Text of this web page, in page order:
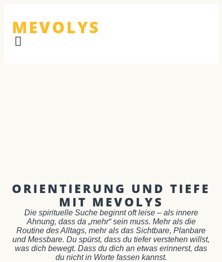
MEVOLYS
ORIENTIERUNG UND TIEFE
MIT MEVOLYS
Die spirituelle Suche beginnt oft leise – als innere
Ahnung, dass da „mehr“ sein muss. Mehr als die
Routine des Alltags, mehr als das Sichtbare, Planbare
und Messbare. Du spürst, dass du tiefer verstehen willst,
was dich bewegt. Dass du dich an etwas erinnerst, das
du nicht in Worte fassen kannst.